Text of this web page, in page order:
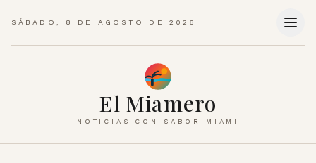
SÁBADO, 8 DE AGOSTO DE 2026
El Miamero
NOTICIAS CON SABOR MIAMI